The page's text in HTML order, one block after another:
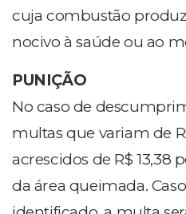
cuja combustão
nocivo à saúde ou ao
PUNIÇÃO
No caso de
multas que variam de
acrescidos de R$
da área queimada.